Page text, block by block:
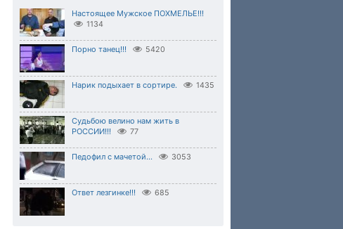
Настоящее Мужское ПОХМЕЛЬЕ!!!
1134
Порно танец!!! 5420
Нарик подыхает в сортире. 1435
Судьбою велино нам жить в
РОССИИ!!!
77
Педофил с мачетой... 3053
Ответ лезгинке!!! 685